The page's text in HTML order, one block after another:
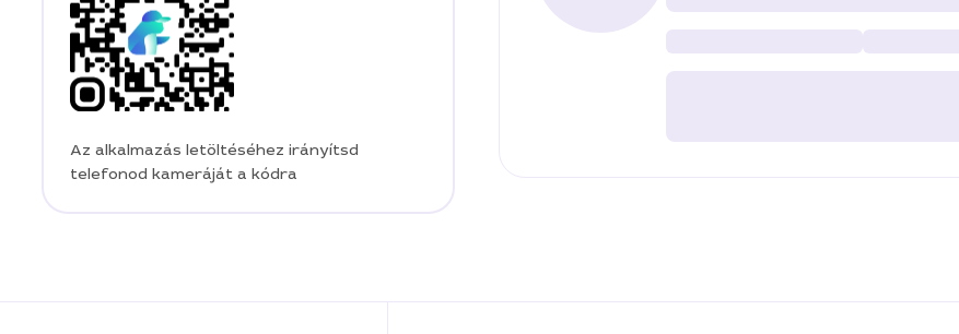
Az alkalmazás letöltéséhez irányítsd
telefonod kameráját a kódra